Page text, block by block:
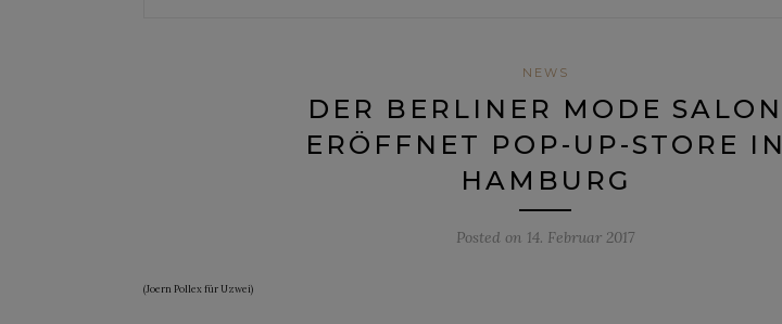
NEWS
DER BERLINER MODE SALON
ERÖFFNET POP-UP-STORE IN
HAMBURG
Posted on 14. Februar 2017
(Joern Pollex für Uzwei)